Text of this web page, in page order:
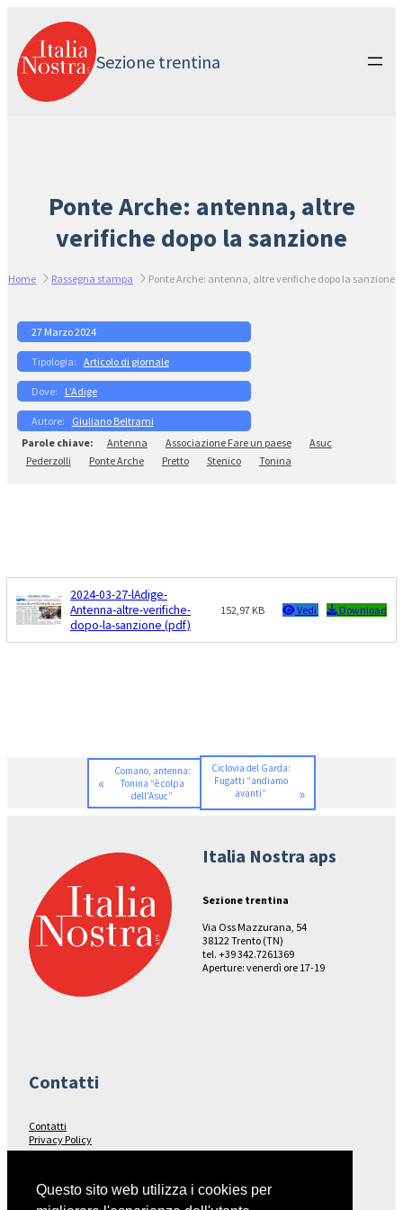
contenuto
Sezione trentina
Ponte Arche: antenna, altre
verifiche dopo la sanzione
Home Rassegna stampa Ponte Arche: antenna, altre verifiche dopo la sanzione
27 Marzo 2024
Articolo di giornale
L’Adige
Giuliano Beltrami
Antenna
Associazione Fare un paese
Asuc
Pederzolli
Ponte Arche Pretto Stenico Tonina
2024-03-27-lAdige-
Antenna-altre-verifiche-
dopo-la-sanzione (pdf)
152,97 KB Vedi Download
«
Comano, antenna:
Tonina “è colpa
dell’Asuc”
Ciclovia del Garda:
Fugatti “andiamo
avanti”
»
Italia Nostra aps
Sezione trentina
Via Oss Mazzurana, 54
38122 Trento (TN)
tel. +39 342.7261369
Aperture: venerdì ore 17-19
Contatti
Contatti
Privacy Policy
Seguici su…
Questo sito web utilizza i cookies per